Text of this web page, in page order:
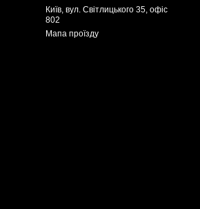
Київ, вул. Світлицького 35, офіс
802
Мапа проїзду